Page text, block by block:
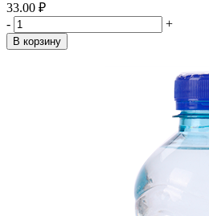
33.00 ₽
-
+
В корзину